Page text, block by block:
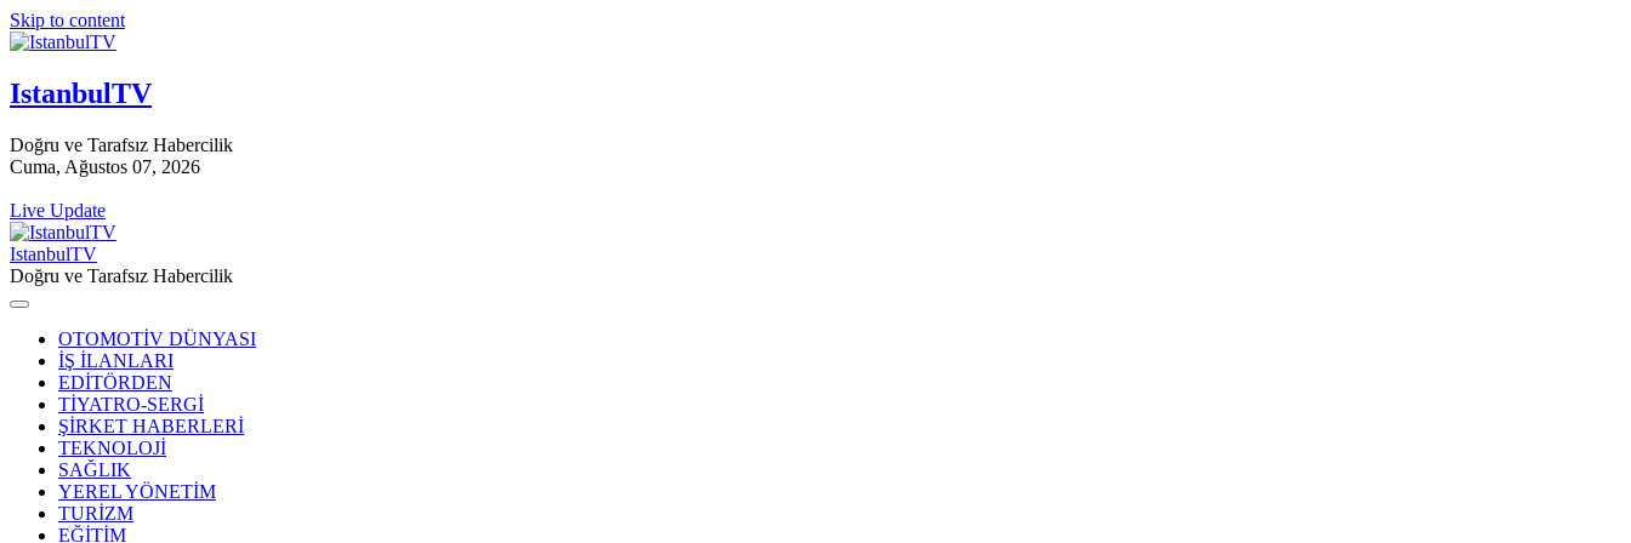
Skip to content
IstanbulTV
Doğru ve Tarafsız Habercilik
Cuma, Ağustos 07, 2026
Live Update
IstanbulTV
Doğru ve Tarafsız Habercilik
OTOMOTİV DÜNYASI
İŞ İLANLARI
EDİTÖRDEN
TİYATRO-SERGİ
ŞİRKET HABERLERİ
TEKNOLOJİ
SAĞLIK
YEREL YÖNETİM
TURİZM
EĞİTİM